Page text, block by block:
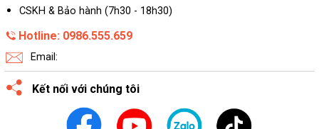
CSKH & Bảo hành (7h30 - 18h30)
Hotline: 0986.555.659
Email:
Kết nối với chúng tôi